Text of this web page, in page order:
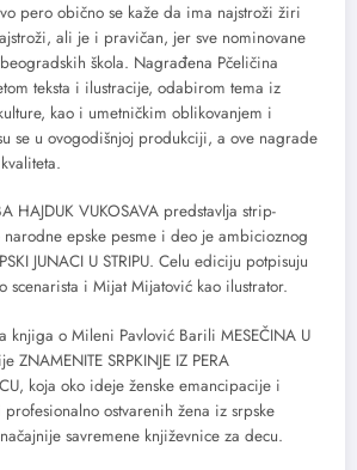
pero obično se kaže da ima najstroži žiri
ali je i pravičan, jer sve nominovane
škola. Nagrađena Pčeličina
teksta i ilustracije, odabirom tema iz
kao i umetničkim oblikovanjem i
se u ovogodišnjoj produkciji, a ove nagrade
HAJDUK VUKOSAVA predstavlja strip-
epske pesme i deo je ambicioznog
JUNACI U STRIPU. Celu ediciju potpisuju
scenarista i Mijat Mijatović kao ilustrator.
knjiga o Mileni Pavlović Barili MESEČINA U
ZNAMENITE SRPKINJE IZ PERA
koja oko ideje ženske emancipacije i
ostvarenih žena iz srpske
savremene književnice za decu.